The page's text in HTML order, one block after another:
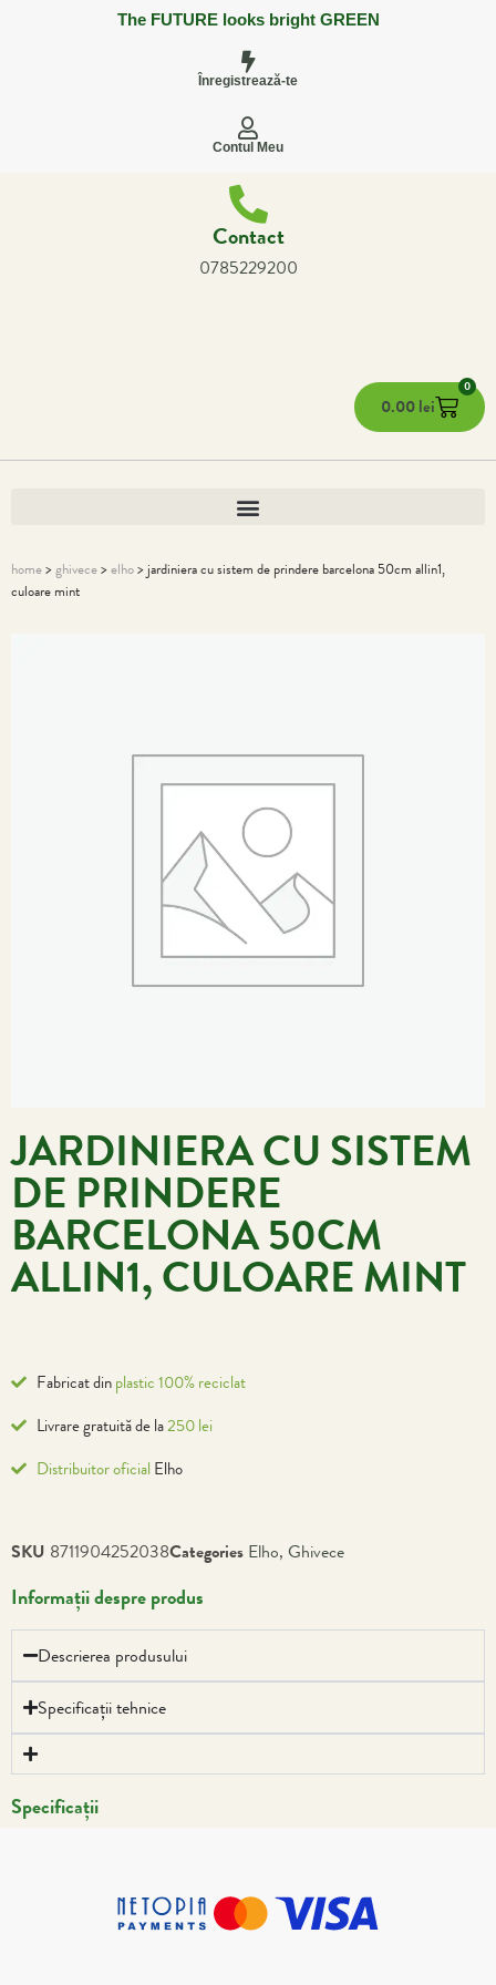
The FUTURE looks bright GREEN
Înregistrează-te
Contul Meu
Contact
0785229200
0.00lei
0
home>ghivece>elho> jardiniera cu sistem de prindere barcelona 50cm allin1,
culoare mint
JARDINIERA CU SISTEM
DE PRINDERE
BARCELONA 50CM
ALLIN1, CULOARE MINT
Fabricat dinplastic 100% reciclat
Livrare gratuită de la250 lei
Distribuitor oficial Elho
SKU 8711904252038Categories Elho, Ghivece
Informații despre produs
Descrierea produsului
Specificații tehnice
Specificații